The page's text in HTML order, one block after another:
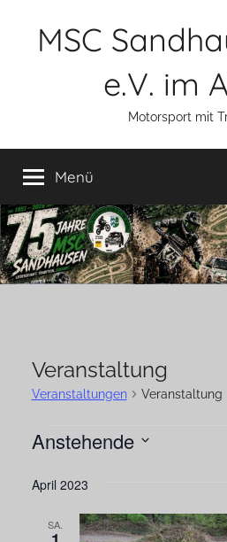
MSC
e.V. im
Motorsport mit
Menü
Veranstaltung
Veranstaltungen Veranstaltung
Veranstaltungen
Anstehende
wählen.
April 2023
SA.